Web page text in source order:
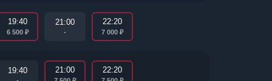
19:40
6 500 ₽
21:00
-
22:20
7 000 ₽
19:40 21:00 22:20